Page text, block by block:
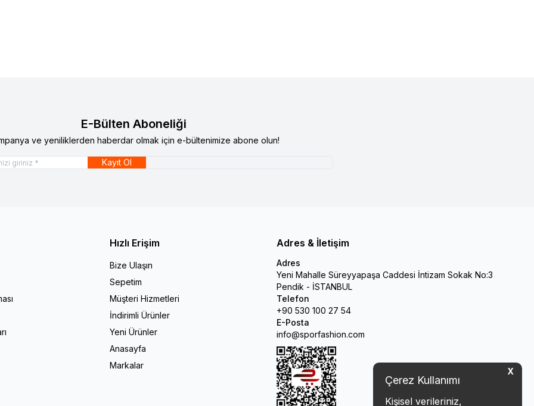
X
Çerez Kullanımı
Kişisel verileriniz,
E-Bülten Aboneliği
ve yeniliklerden haberdar olmak için e-bültenimize abone olun!
Kayıt Ol
Hızlı Erişim
Bize Ulaşın
Sepetim
Müşteri Hizmetleri
İndirimli Ürünler
Yeni Ürünler
Anasayfa
Markalar
Adres & İletişim
Adres
Yeni Mahalle Süreyyapaşa Caddesi İntizam Sokak No:3
Pendik - İSTANBUL
Telefon
+90 530 100 27 54
E-Posta
info@sporfashion.com